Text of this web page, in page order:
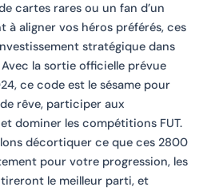
cartes rares ou un fan d’un
aligner vos héros préférés, ces
stratégique dans
la sortie officielle prévue
ce code est le sésame pour
rêve, participer aux
dominer les compétitions FUT.
décortiquer ce que ces 2800
pour votre progression, les
le meilleur parti, et